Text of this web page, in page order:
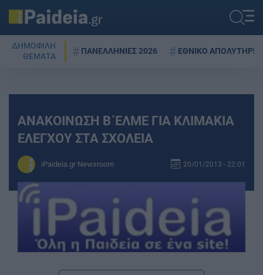
ΔΗΜΟΦΙΛΗ
ΘΕΜΑΤΑ
ΠΑΝΕΛΛΗΝΙΕΣ 2026 ΕΘΝΙΚΟ ΑΠΟΛΥΤΗΡΙΟ
ΑΝΑΚΟΙΝΩΣΗ Β΄ΕΛΜΕ ΓΙΑ ΚΛΙΜΑΚΙΑ
ΕΛΕΓΧΟΥ ΣΤΑ ΣΧΟΛΕΙΑ
iPaideia.gr Newsroom 20/01/2013 - 22:01